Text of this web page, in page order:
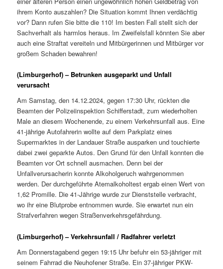
ihrem Konto auszahlen? Die Situation kommt Ihnen verdächtig
vor? Dann rufen Sie bitte die 110! Im besten Fall stellt sich der
Sachverhalt als harmlos heraus. Im Zweifelsfall könnten Sie aber
auch eine Straftat vereiteln und Mitbürgerinnen und Mitbürger vor
großem Schaden bewahren!
(Limburgerhof) – Betrunken ausgeparkt und Unfall
verursacht
Am Samstag, den 14.12.2024, gegen 17:30 Uhr, rückten die
Beamten der Polizeiinspektion Schifferstadt, zum wiederholten
Male an diesem Wochenende, zu einem Verkehrsunfall aus. Eine
41-jährige Autofahrerin wollte auf dem Parkplatz eines
Supermarktes in der Landauer Straße ausparken und touchierte
dabei zwei geparkte Autos. Den Grund für den Unfall konnten die
Beamten vor Ort schnell ausmachen. Denn bei der
Unfallverursacherin konnte Alkoholgeruch wahrgenommen
werden. Der durchgeführte Atemalkoholtest ergab einen Wert von
1,62 Promille. Die 41-Jährige wurde zur Dienststelle verbracht,
wo ihr eine Blutprobe entnommen wurde. Sie erwartet nun ein
Strafverfahren wegen Straßenverkehrsgefährdung.
(Limburgerhof) – Verkehrsunfall / Radfahrer verletzt
Am Donnerstagabend gegen 19:15 Uhr befuhr ein 53-jähriger mit
seinem Fahrrad die Neuhofener Straße. Ein 37-jähriger PKW-